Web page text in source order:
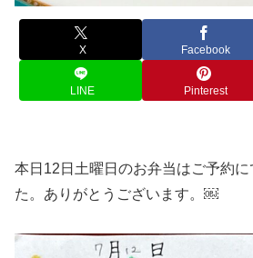
X Facebook
LINE Pinterest
本日12日土曜日のお弁当はご予約
た。ありがとうございます。￼